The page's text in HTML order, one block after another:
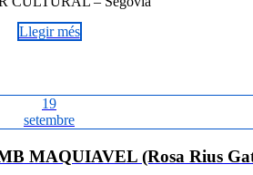
Llegir més
19
setembre
MAQUIAVEL (Rosa Rius